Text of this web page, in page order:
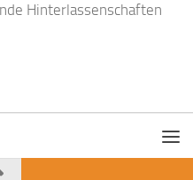
Hinterlassenschaften